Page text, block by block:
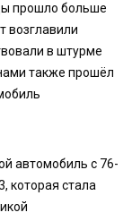
прошло больше
возглавили
в штурме
также прошёл
автомобиль с 76-
которая стала